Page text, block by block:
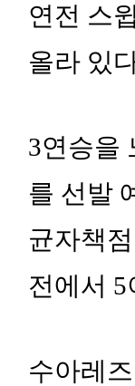
연전 스
올라 있
3연승을
를 선발
균자책
전에서
수아레